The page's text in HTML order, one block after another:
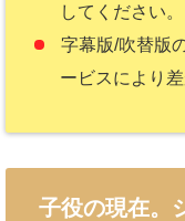
してください。
字幕版/吹替版
ービスにより差
子役の現在。